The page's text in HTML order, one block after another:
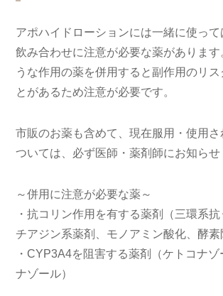
アポハイドローションには一緒に使って
飲み合わせに注意が必要な薬があります
うな作用の薬を併用すると副作用のリス
とがあるため注意が必要です。
市販のお薬も含めて、現在服用・使用さ
ついては、必ず医師・薬剤師にお知らせ
～併用に注意が必要な薬～
・抗コリン作用を有する薬剤（三環系
チアジン系薬剤、モノアミン酸化、酵素
・CYP3A4を阻害する薬剤（ケトコナゾ
ナゾール）